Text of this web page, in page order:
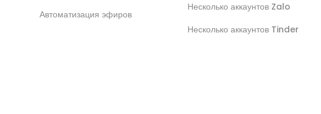
Автоматизация эфиров
Несколько аккаунтов Zalo
Несколько аккаунтов Tinder